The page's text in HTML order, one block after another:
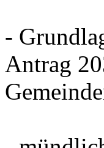
-
Antrag